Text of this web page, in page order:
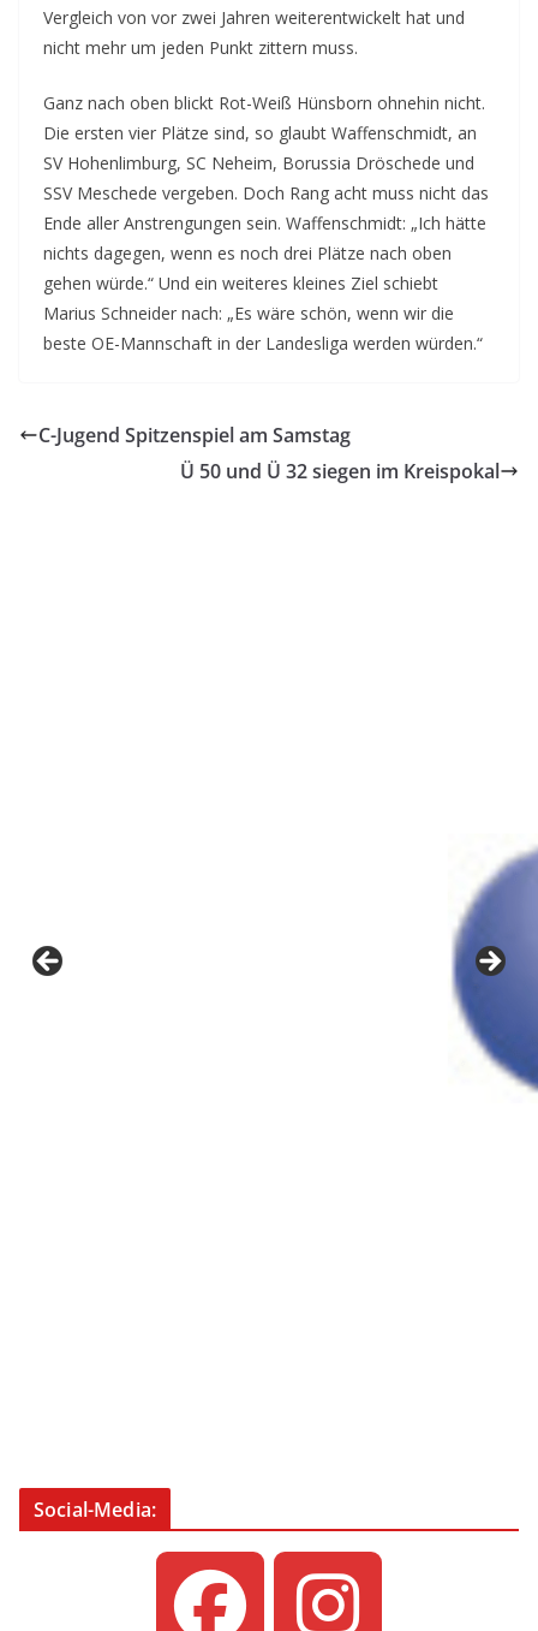
Vergleich von vor zwei Jahren weiterentwickelt hat und
nicht mehr um jeden Punkt zittern muss.
Ganz nach oben blickt Rot-Weiß Hünsborn ohnehin nicht.
Die ersten vier Plätze sind, so glaubt Waffenschmidt, an
SV Hohenlimburg, SC Neheim, Borussia Dröschede und
SSV Meschede vergeben. Doch Rang acht muss nicht das
Ende aller Anstrengungen sein. Waffenschmidt: „Ich hätte
nichts dagegen, wenn es noch drei Plätze nach oben
gehen würde.“ Und ein weiteres kleines Ziel schiebt
Marius Schneider nach: „Es wäre schön, wenn wir die
beste OE-Mannschaft in der Landesliga werden würden.“
C-Jugend Spitzenspiel am Samstag
Ü 50 und Ü 32 siegen im Kreispokal
Social-Media: